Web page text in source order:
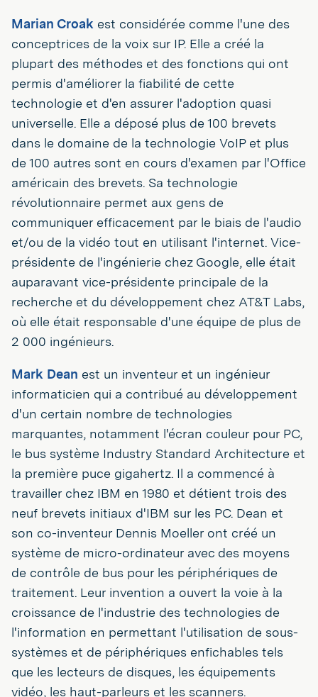
Marian Croak est considérée comme l'une des
conceptrices de la voix sur IP. Elle a créé la
plupart des méthodes et des fonctions qui ont
permis d'améliorer la fiabilité de cette
technologie et d'en assurer l'adoption quasi
universelle. Elle a déposé plus de 100 brevets
dans le domaine de la technologie VoIP et plus
de 100 autres sont en cours d'examen par l'Office
américain des brevets. Sa technologie
révolutionnaire permet aux gens de
communiquer efficacement par le biais de l'audio
et/ou de la vidéo tout en utilisant l'internet. Vice-
présidente de l'ingénierie chez Google, elle était
auparavant vice-présidente principale de la
recherche et du développement chez AT&T Labs,
où elle était responsable d'une équipe de plus de
2 000 ingénieurs.
Mark Dean est un inventeur et un ingénieur
informaticien qui a contribué au développement
d'un certain nombre de technologies
marquantes, notamment l'écran couleur pour PC,
le bus système Industry Standard Architecture et
la première puce gigahertz. Il a commencé à
travailler chez IBM en 1980 et détient trois des
neuf brevets initiaux d'IBM sur les PC. Dean et
son co-inventeur Dennis Moeller ont créé un
système de micro-ordinateur avec des moyens
de contrôle de bus pour les périphériques de
traitement. Leur invention a ouvert la voie à la
croissance de l'industrie des technologies de
l'information en permettant l'utilisation de sous-
systèmes et de périphériques enfichables tels
que les lecteurs de disques, les équipements
vidéo, les haut-parleurs et les scanners.